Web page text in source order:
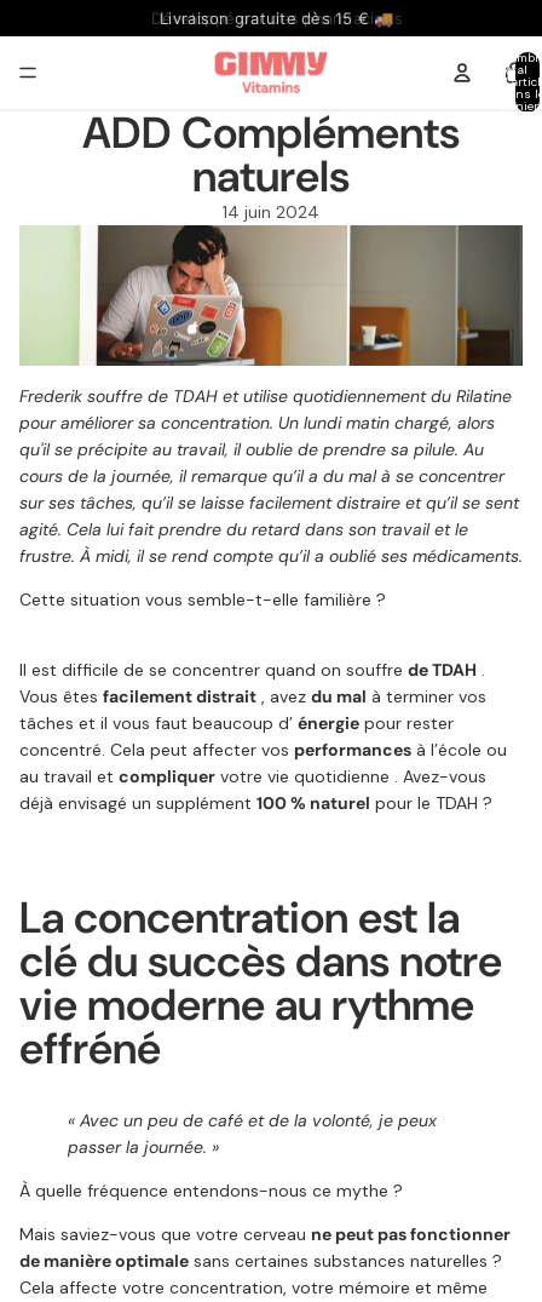
Livraison gratuite dès 15 € 🚚
total
dans
ADD Compléments
naturels
14 juin 2024
Frederik souffre de TDAH et utilise quotidiennement du Rilatine
pour améliorer sa concentration. Un lundi matin chargé, alors
qu'il se précipite au travail, il oublie de prendre sa pilule. Au
cours de la journée, il remarque qu’il a du mal à se concentrer
sur ses tâches, qu’il se laisse facilement distraire et qu’il se sent
agité. Cela lui fait prendre du retard dans son travail et le
frustre. À midi, il se rend compte qu’il a oublié ses médicaments.
Cette situation vous semble-t-elle familière ?
Il est difficile de se concentrer quand on souffre de TDAH .
Vous êtes facilement distrait , avez du mal à terminer vos
tâches et il vous faut beaucoup d’ énergie pour rester
concentré. Cela peut affecter vos performances à l’école ou
au travail et compliquer votre vie quotidienne . Avez-vous
déjà envisagé un supplément 100 % naturel pour le TDAH ?
La concentration est la
clé du succès dans notre
vie moderne au rythme
effréné
« Avec un peu de café et de la volonté, je peux
passer la journée. »
À quelle fréquence entendons-nous ce mythe ?
Mais saviez-vous que votre cerveau ne peut pas fonctionner
de manière optimale sans certaines substances naturelles ?
Cela affecte votre concentration, votre mémoire et même